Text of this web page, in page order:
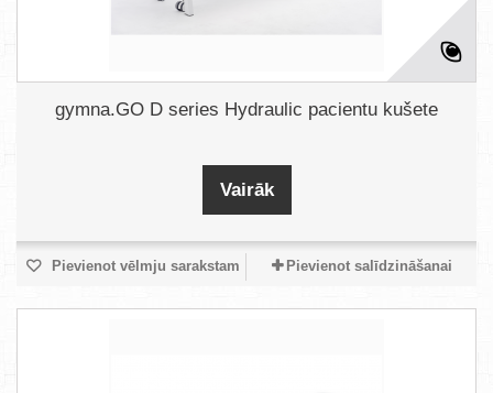
gymna.GO D series Hydraulic pacientu kušete
Vairāk
Pievienot vēlmju sarakstam Pievienot salīdzināšanai